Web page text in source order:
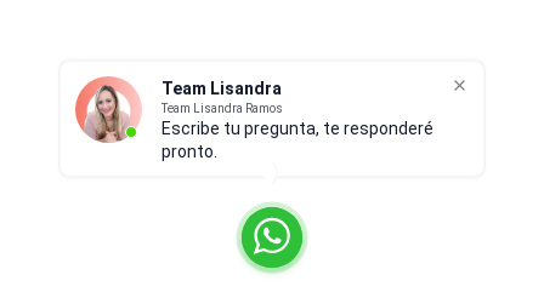
Team Lisandra
Team Lisandra Ramos
Escribe tu pregunta, te responderé
pronto.